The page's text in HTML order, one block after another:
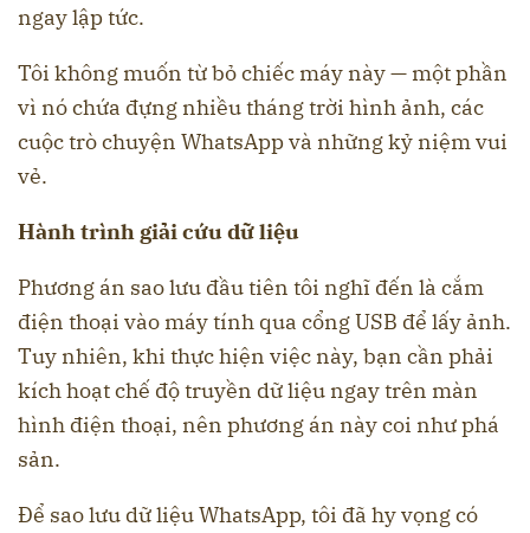
ngay lập tức.
Tôi không muốn từ bỏ chiếc máy này — một phần
vì nó chứa đựng nhiều tháng trời hình ảnh, các
cuộc trò chuyện WhatsApp và những kỷ niệm vui
vẻ.
Hành trình giải cứu dữ liệu
Phương án sao lưu đầu tiên tôi nghĩ đến là cắm
điện thoại vào máy tính qua cổng USB để lấy ảnh.
Tuy nhiên, khi thực hiện việc này, bạn cần phải
kích hoạt chế độ truyền dữ liệu ngay trên màn
hình điện thoại, nên phương án này coi như phá
sản.
Để sao lưu dữ liệu WhatsApp, tôi đã hy vọng có